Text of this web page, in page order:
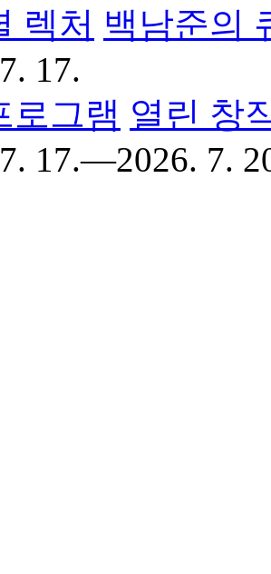
렉처 백남준의
17.
로그램 열린 창
17.—2026. 7.